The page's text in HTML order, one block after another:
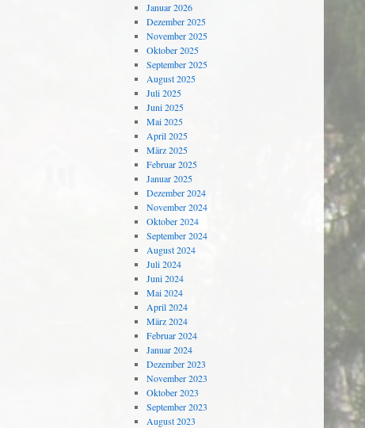
Januar 2026
Dezember 2025
November 2025
Oktober 2025
September 2025
August 2025
Juli 2025
Juni 2025
Mai 2025
April 2025
März 2025
Februar 2025
Januar 2025
Dezember 2024
November 2024
Oktober 2024
September 2024
August 2024
Juli 2024
Juni 2024
Mai 2024
April 2024
März 2024
Februar 2024
Januar 2024
Dezember 2023
November 2023
Oktober 2023
September 2023
August 2023